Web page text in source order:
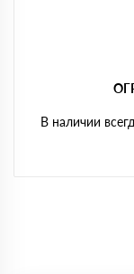
В наличии